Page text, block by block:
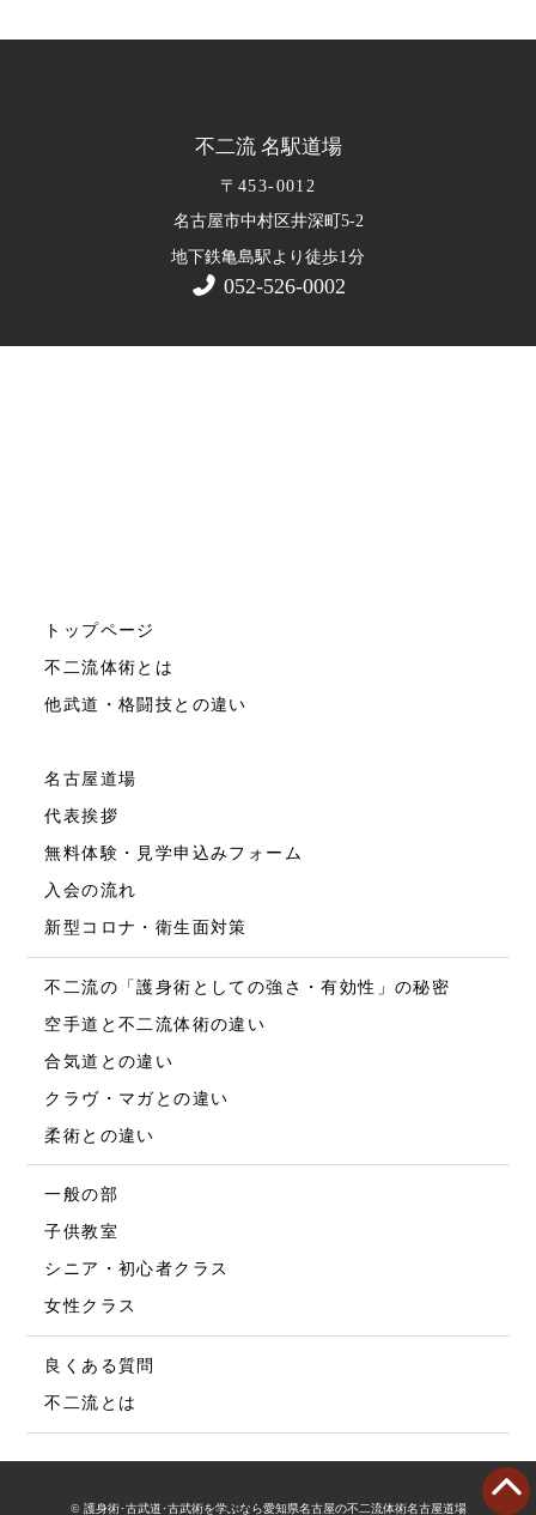
不二流 名駅道場
〒453-0012
名古屋市中村区井深町5-2
地下鉄亀島駅より徒歩1 分
052-526-0002
トップページ
不二流体術とは
他武道・格闘技との違い
名古屋道場
代表挨拶
無料体験・見学申込みフォーム
入会の流れ
新型コロナ・衛生面対策
不二流の「護身術としての強さ・有効性」の秘密
空手道と不二流体術の違い
合気道との違い
クラヴ・マガとの違い
柔術との違い
一般の部
子供教室
シニア・初心者クラス
女性クラス
良くある質問
不二流とは
© 護身術･古武道･古武術を学ぶなら愛知県名古屋の不二流体術名古屋道場